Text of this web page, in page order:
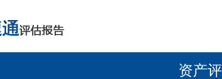
资产